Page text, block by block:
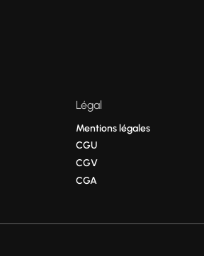
Légal
Mentions légales
CGU
CGV
CGA